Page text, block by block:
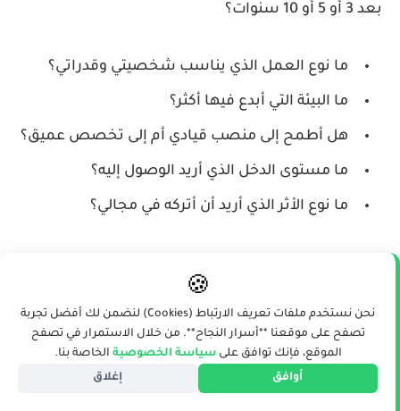
بعد 3 أو 5 أو 10 سنوات؟
ما نوع العمل الذي يناسب شخصيتي وقدراتي؟
ما البيئة التي أبدع فيها أكثر؟
هل أطمح إلى منصب قيادي أم إلى تخصص عميق؟
ما مستوى الدخل الذي أريد الوصول إليه؟
ما نوع الأثر الذي أريد أن أتركه في مجالي؟
وتعرف ما الذي يستحق وقتك وجهدك، وما الذي يجب أن
تتجنبه حتى لا تستهلك طاقتك في مسارات غير مفيدة.
وضع أهداف مهنية ذكية وقابلة
🍪
نحن نستخدم ملفات تعريف الارتباط (Cookies) لنضمن لك أفضل تجربة
تصفح على موقعنا **أسرار النجاح**. من خلال الاستمرار في تصفح
الموقع، فإنك توافق علىسياسة الخصوصية الخاصة بنا.
أوافق
إغلاق